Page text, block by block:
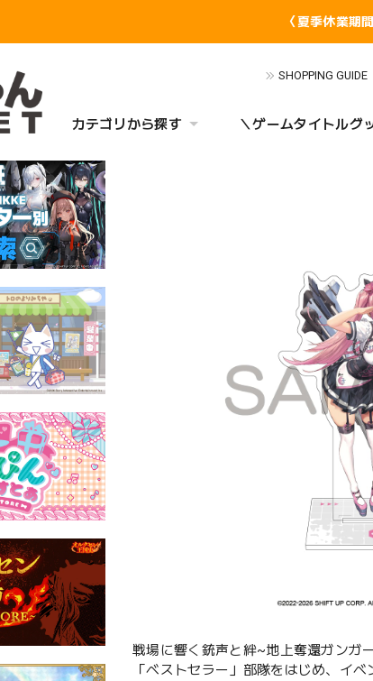
〈夏季休業期
SHOPPING GUIDE
カテゴリから探す ＼ゲームタイトルグ
戦場に響く銃声と絆~地上奪還ガンガ
「ベストセラー」部隊をはじめ、イ